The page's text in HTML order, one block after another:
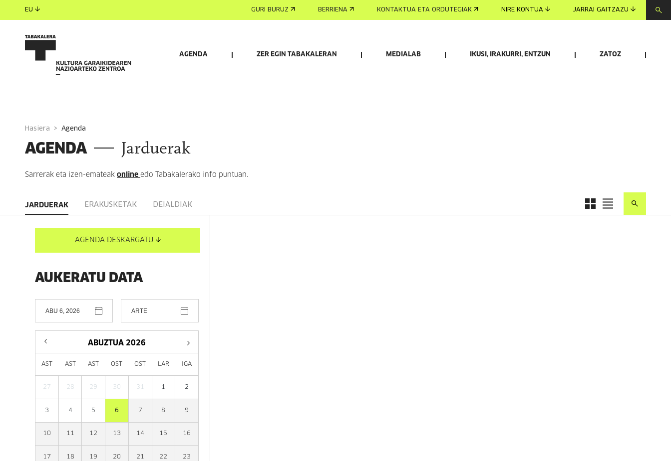
EU GURI BURUZ BERRIENA KONTAKTUA ETA ORDUTEGIAK NIRE KONTUA JARRAI GAITZAZU
AGENDA ZER EGIN TABAKALERAN MEDIALAB IKUSI, IRAKURRI, ENTZUN ZATOZ
Hasiera agenda
AGENDA Jarduerak
Sarrerak eta izen-emateak online edo Tabakalerako info puntuan.
JARDUERAK ERAKUSKETAK DEIALDIAK
AGENDA DESKARGATU
AUKERATU DATA
ABUZTUA 2026
AST AST AST OST OST LAR IGA
27 28 29 30 31 1 2
3 4 5 6 7 8 9
10 11 12 13 14 15 16
17 18 19 20 21 22 23